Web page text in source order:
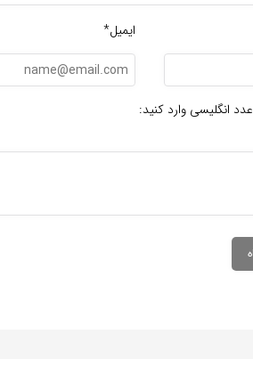
ایمیل*
انگلیسی وارد کنید: